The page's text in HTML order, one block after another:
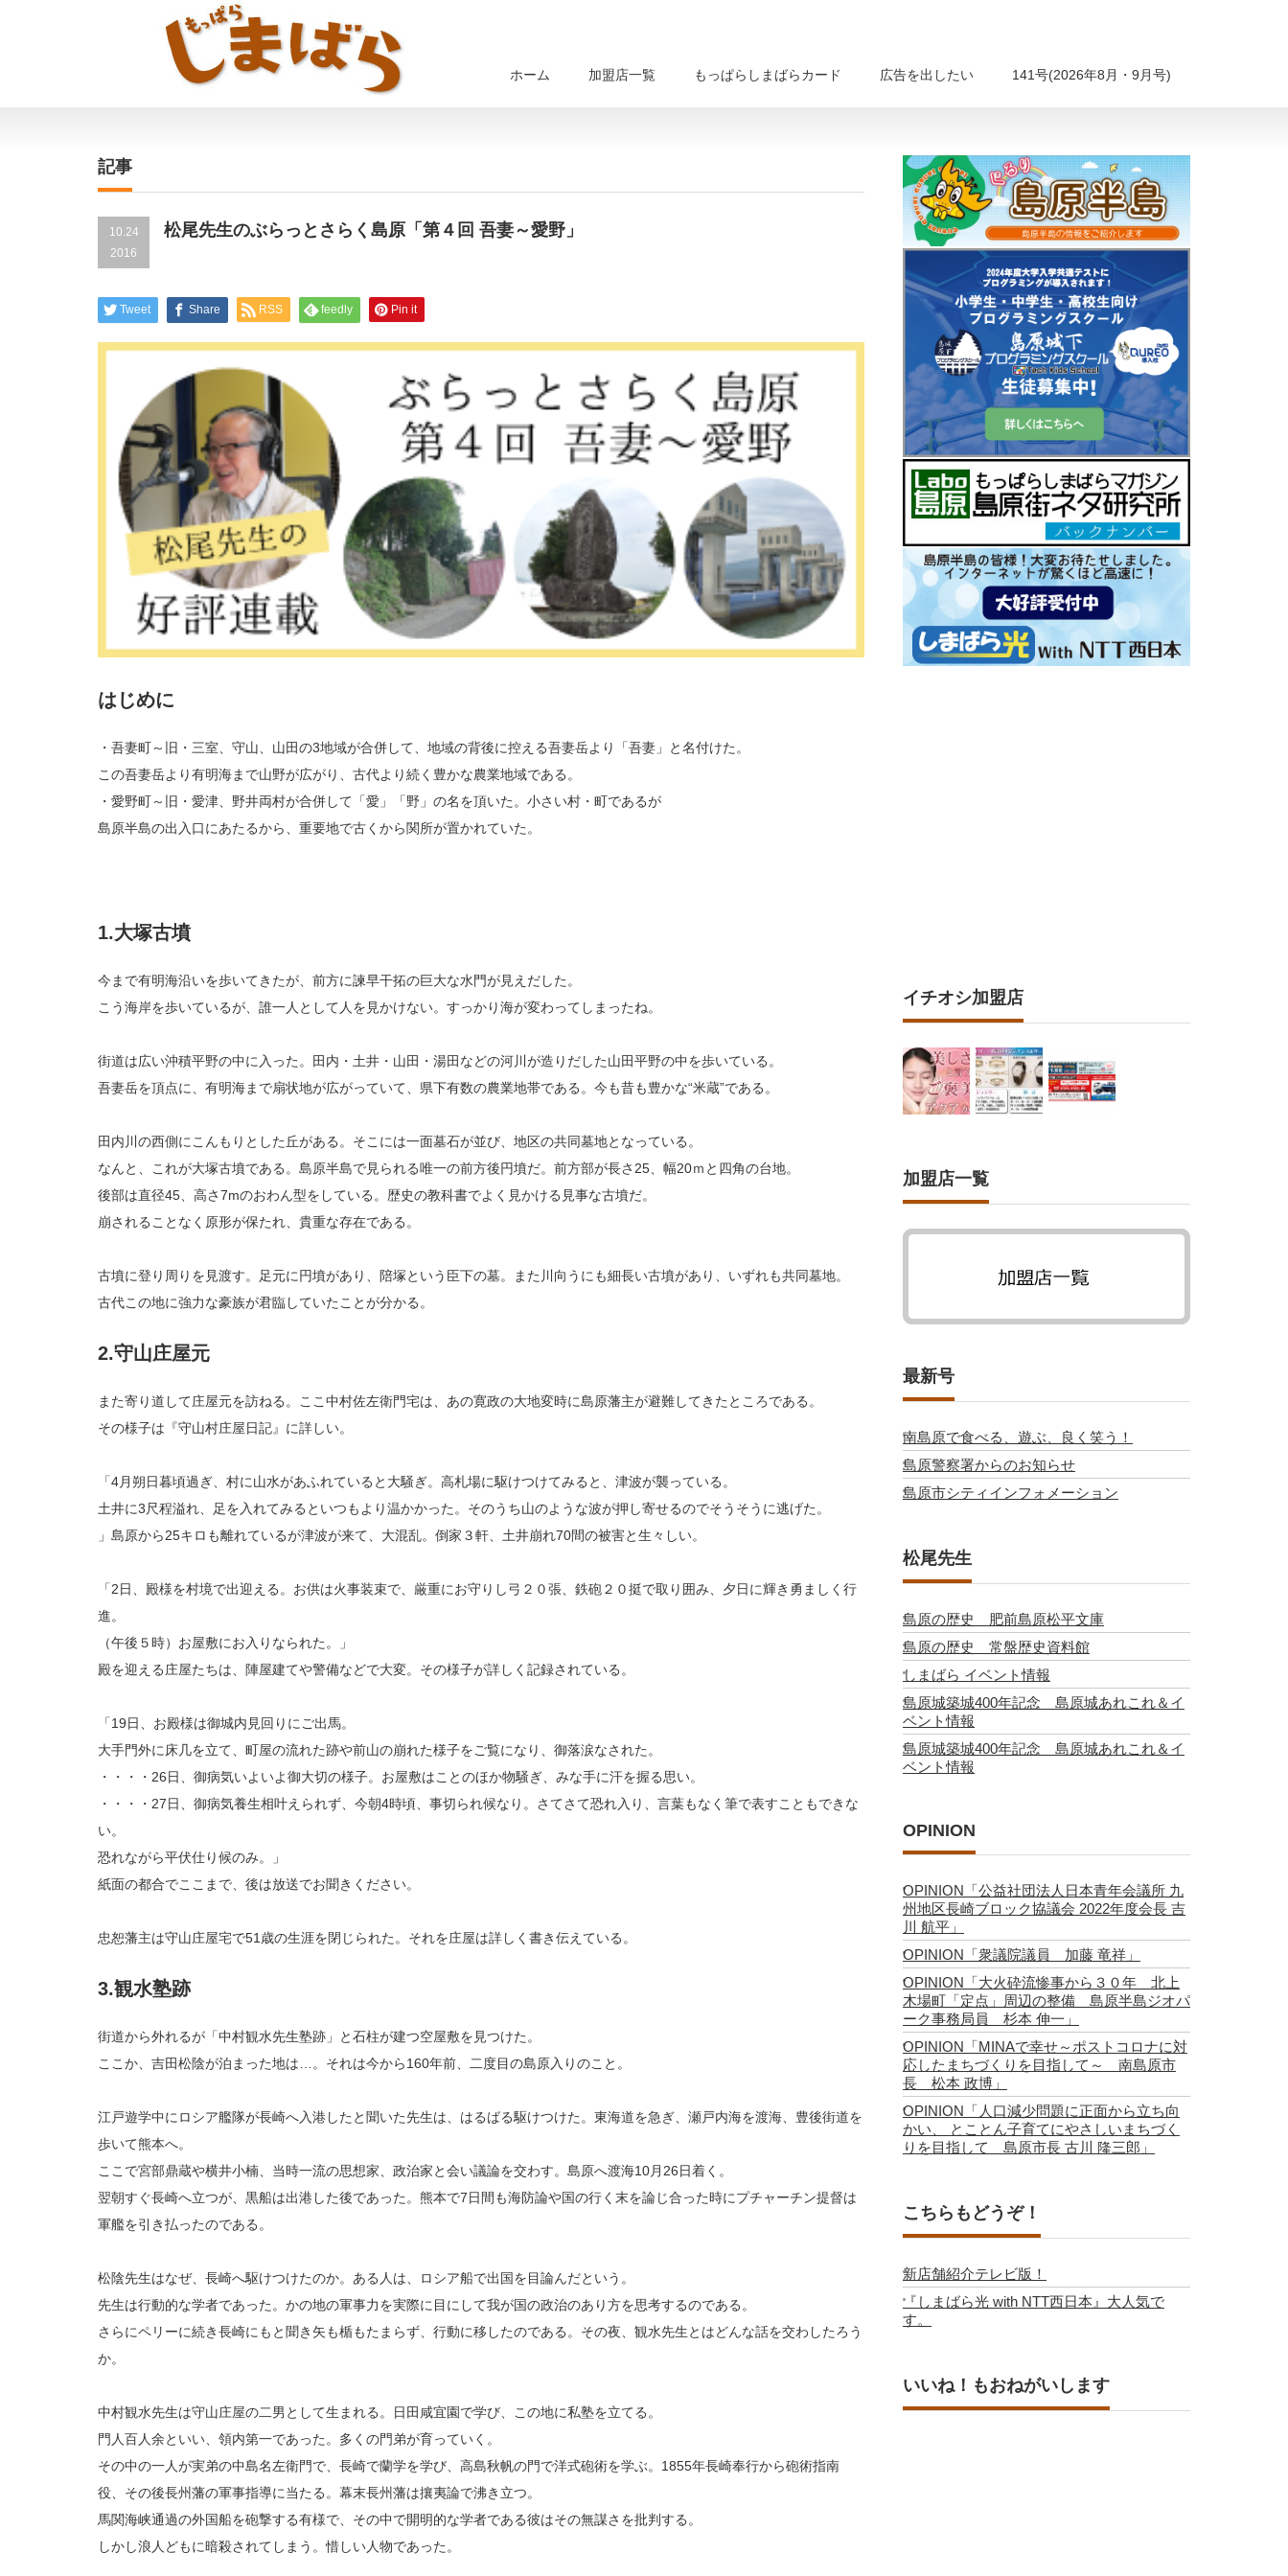
ホーム 加盟店一覧 もっぱらしまばらカード 広告を出したい 141号(2026年8月・9月号)
記事
10.24
2016
松尾先生のぶらっとさらく島原「第４回 吾妻～愛野」
Tweet Share RSS feedly Pin it
はじめに
・吾妻町～旧・三室、守山、山田の3地域が合併して、地域の背後に控える吾妻岳より「吾妻」と名付けた。
この吾妻岳より有明海まで山野が広がり、古代より続く豊かな農業地域である。
・愛野町～旧・愛津、野井両村が合併して「愛」「野」の名を頂いた。小さい村・町であるが
島原半島の出入口にあたるから、重要地で古くから関所が置かれていた。
1.大塚古墳
今まで有明海沿いを歩いてきたが、前方に諫早干拓の巨大な水門が見えだした。
こう海岸を歩いているが、誰一人として人を見かけない。すっかり海が変わってしまったね。
街道は広い沖積平野の中に入った。田内・土井・山田・湯田などの河川が造りだした山田平野の中を歩いている。
吾妻岳を頂点に、有明海まで扇状地が広がっていて、県下有数の農業地帯である。今も昔も豊かな“米蔵”である。
田内川の西側にこんもりとした丘がある。そこには一面墓石が並び、地区の共同墓地となっている。
なんと、これが大塚古墳である。島原半島で見られる唯一の前方後円墳だ。前方部が長さ25、幅20ｍと四角の台地。
後部は直径45、高さ7mのおわん型をしている。歴史の教科書でよく見かける見事な古墳だ。
崩されることなく原形が保たれ、貴重な存在である。
古墳に登り周りを見渡す。足元に円墳があり、陪塚という臣下の墓。また川向うにも細長い古墳があり、いずれも共同墓地。
古代この地に強力な豪族が君臨していたことが分かる。
2.守山庄屋元
また寄り道して庄屋元を訪ねる。ここ中村佐左衛門宅は、あの寛政の大地変時に島原藩主が避難してきたところである。
その様子は『守山村庄屋日記』に詳しい。
「4月朔日暮頃過ぎ、村に山水があふれていると大騒ぎ。高札場に駆けつけてみると、津波が襲っている。
土井に3尺程溢れ、足を入れてみるといつもより温かかった。そのうち山のような波が押し寄せるのでそうそうに逃げた。
」島原から25キロも離れているが津波が来て、大混乱。倒家３軒、土井崩れ70間の被害と生々しい。
「2日、殿様を村境で出迎える。お供は火事装束で、厳重にお守りし弓２０張、鉄砲２０挺で取り囲み、夕日に輝き勇ましく行
進。
（午後５時）お屋敷にお入りなられた。」
殿を迎える庄屋たちは、陣屋建てや警備などで大変。その様子が詳しく記録されている。
「19日、お殿様は御城内見回りにご出馬。
大手門外に床几を立て、町屋の流れた跡や前山の崩れた様子をご覧になり、御落涙なされた。
・・・・26日、御病気いよいよ御大切の様子。お屋敷はことのほか物騒ぎ、みな手に汗を握る思い。
・・・・27日、御病気養生相叶えられず、今朝4時頃、事切られ候なり。さてさて恐れ入り、言葉もなく筆で表すこともできな
い。
恐れながら平伏仕り候のみ。」
紙面の都合でここまで、後は放送でお聞きください。
忠恕藩主は守山庄屋宅で51歳の生涯を閉じられた。それを庄屋は詳しく書き伝えている。
3.観水塾跡
街道から外れるが「中村観水先生塾跡」と石柱が建つ空屋敷を見つけた。
ここか、吉田松陰が泊まった地は…。それは今から160年前、二度目の島原入りのこと。
江戸遊学中にロシア艦隊が長崎へ入港したと聞いた先生は、はるばる駆けつけた。東海道を急ぎ、瀬戸内海を渡海、豊後街道を
歩いて熊本へ。
ここで宮部鼎蔵や横井小楠、当時一流の思想家、政治家と会い議論を交わす。島原へ渡海10月26日着く。
翌朝すぐ長崎へ立つが、黒船は出港した後であった。熊本で7日間も海防論や国の行く末を論じ合った時にプチャーチン提督は
軍艦を引き払ったのである。
松陰先生はなぜ、長崎へ駆けつけたのか。ある人は、ロシア船で出国を目論んだという。
先生は行動的な学者であった。かの地の軍事力を実際に目にして我が国の政治のあり方を思考するのである。
さらにペリーに続き長崎にもと聞き矢も楯もたまらず、行動に移したのである。その夜、観水先生とはどんな話を交わしたろう
か。
中村観水先生は守山庄屋の二男として生まれる。日田咸宜園で学び、この地に私塾を立てる。
門人百人余といい、領内第一であった。多くの門弟が育っていく。
その中の一人が実弟の中島名左衛門で、長崎で蘭学を学び、高島秋帆の門で洋式砲術を学ぶ。1855年長崎奉行から砲術指南
役、その後長州藩の軍事指導に当たる。幕末長州藩は攘夷論で沸き立つ。
馬関海峡通過の外国船を砲撃する有様で、その中で開明的な学者である彼はその無謀さを批判する。
しかし浪人どもに暗殺されてしまう。惜しい人物であった。
イチオシ加盟店
加盟店一覧
最新号
南島原で食べる、遊ぶ、良く笑う！
島原警察署からのお知らせ
島原市シティインフォメーション
松尾先生
島原の歴史 肥前島原松平文庫
島原の歴史 常盤歴史資料館
しまばら イベント情報
島原城築城400年記念 島原城あれこれ＆イ
ベント情報
島原城築城400年記念 島原城あれこれ＆イ
ベント情報
OPINION
OPINION「公益社団法人日本青年会議所 九
州地区長崎ブロック協議会 2022年度会長 吉
川 航平」
OPINION「衆議院議員 加藤 竜祥」
OPINION「大火砕流惨事から３０年 北上
木場町「定点」周辺の整備 島原半島ジオパ
ーク事務局員 杉本 伸一」
OPINION「MINAで幸せ～ポストコロナに対
応したまちづくりを目指して～ 南島原市
長 松本 政博」
OPINION「人口減少問題に正面から立ち向
かい、 とことん子育てにやさしいまちづく
りを目指して 島原市長 古川 隆三郎」
こちらもどうぞ！
新店舗紹介テレビ版！
『しまばら光 with NTT西日本』大人気で
す。
いいね！もおねがいします